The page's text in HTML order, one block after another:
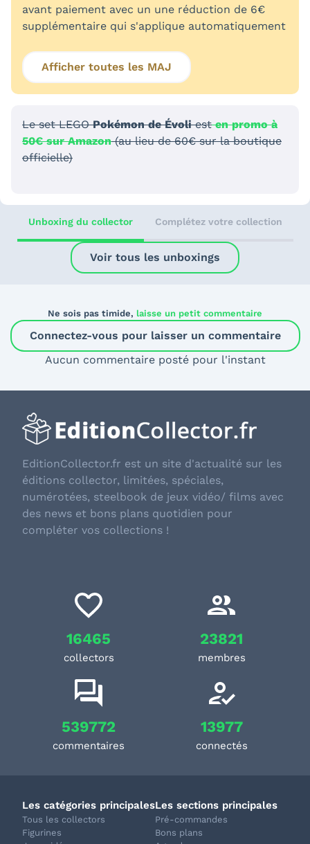
avant paiement avec un une réduction de 6€
supplémentaire qui s'applique automatiquement
Afficher toutes les MAJ
Le set LEGOPokémon de Évoliesten promo à
50€ sur Amazon(au lieu de 60€ sur la boutique
officielle)
Unboxing du collector Complétez votre collection
Voir tous les unboxings
Ne sois pas timide, laisse un petit commentaire
Connectez-vous pour laisser un commentaire
Aucun commentaire posté pour l'instant
EditionCollector.fr est un site d'actualité sur les
éditions collector, limitées, spéciales,
numérotées, steelbook de jeux vidéo/ films avec
des news et bons plans quotidien pour
compléter vos collections !
16465
collectors
23821
membres
539772
commentaires
13977
connectés
Les catégories principales
Tous les collectors
Figurines
Les sections principales
Pré-commandes
Bons plans